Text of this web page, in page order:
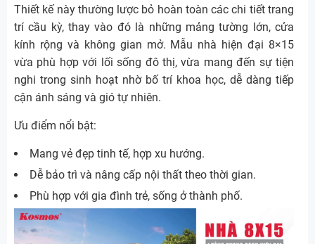
Thiết kế này thường lược bỏ hoàn toàn các chi tiết trang
trí cầu kỳ, thay vào đó là những mảng tường lớn, cửa
kính rộng và không gian mở. Mẫu nhà hiện đại 8×15
vừa phù hợp với lối sống đô thị, vừa mang đến sự tiện
nghi trong sinh hoạt nhờ bố trí khoa học, dễ dàng tiếp
cận ánh sáng và gió tự nhiên.
Ưu điểm nổi bật:
Mang vẻ đẹp tinh tế, hợp xu hướng.
Dễ bảo trì và nâng cấp nội thất theo thời gian.
Phù hợp với gia đình trẻ, sống ở thành phố.